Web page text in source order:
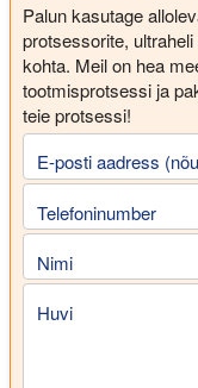
Palun kasutage
protsessorite,
kohta. Meil on hea
tootmisprotsessi ja
teie protsessi!
E-posti aadress
Telefoninumber
Nimi
Huvi